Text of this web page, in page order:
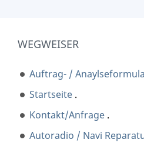
WEGWEISER
Auftrag- /
Startseite .
Kontakt/Anfrage .
Autoradio / Navi